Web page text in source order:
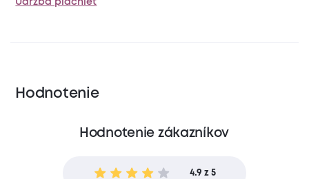
Údržba plachiet
Hodnotenie
Hodnotenie zákazníkov
4.9 z 5